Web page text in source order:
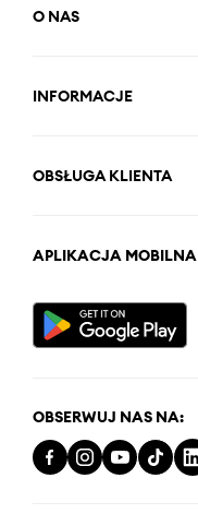
O NAS
INFORMACJE
OBSŁUGA KLIENTA
APLIKACJA MOBILNA
OBSERWUJ NAS NA: